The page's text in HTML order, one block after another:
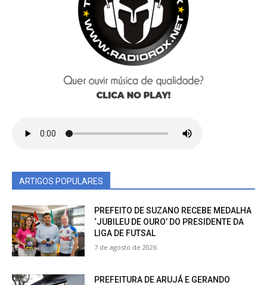
ARTIGOS POPULARES
PREFEITO DE SUZANO RECEBE MEDALHA
‘JUBILEU DE OURO’ DO PRESIDENTE DA
LIGA DE FUTSAL
7 de agosto de 2026
PREFEITURA DE ARUJÁ E GERANDO